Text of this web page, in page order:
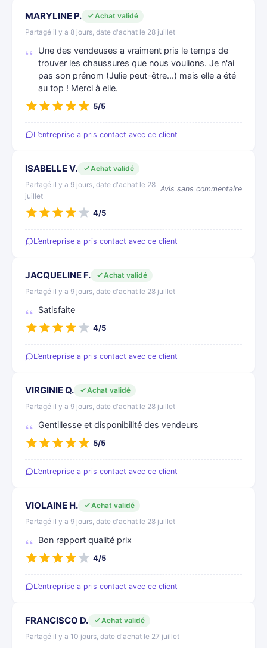
MARYLINE P.
Achat validé
Partagé il y a 8 jours, date d'achat le 28 juillet
Une des vendeuses a vraiment pris le temps de
trouver les chaussures que nous voulions. Je n'ai
pas son prénom (Julie peut-être...) mais elle a été
au top ! Merci à elle.
5/5
L’entreprise a pris contact avec ce client
ISABELLE V.
Achat validé
Partagé il y a 9 jours, date d'achat le 28
juillet
Avis sans commentaire
4/5
L’entreprise a pris contact avec ce client
JACQUELINE F.
Achat validé
Partagé il y a 9 jours, date d'achat le 28 juillet
Satisfaite
4/5
L’entreprise a pris contact avec ce client
VIRGINIE Q.
Achat validé
Partagé il y a 9 jours, date d'achat le 28 juillet
Gentillesse et disponibilité des vendeurs
5/5
L’entreprise a pris contact avec ce client
VIOLAINE H.
Achat validé
Partagé il y a 9 jours, date d'achat le 28 juillet
Bon rapport qualité prix
4/5
L’entreprise a pris contact avec ce client
FRANCISCO D.
Achat validé
Partagé il y a 10 jours, date d'achat le 27 juillet